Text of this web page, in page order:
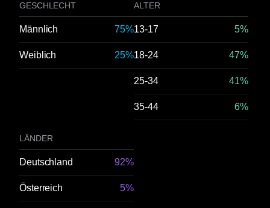
GESCHLECHT
Männlich 75%
Weiblich 25%
ALTER
13-17 5%
18-24 47%
25-34 41%
35-44 6%
LÄNDER
Deutschland 92%
Österreich 5%